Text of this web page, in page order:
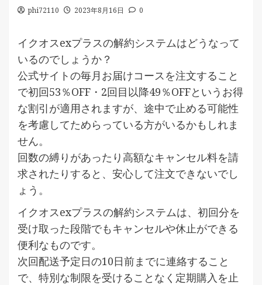
phi72110 2023年8月16日 0
イクオスexプラスの解約システムはどうなって
いるのでしょうか？
公式サイトの毎月お届けコースを注文すること
で初回53％OFF・2回目以降49％OFFというお得
な割引が適用されますが、途中で止める可能性
を考慮してためらっている方がいるかもしれま
せん。
回数の縛りがあったり高額なキャンセル料を請
求されたりすると、安心して注文できないでし
ょう。
イクオスexプラスの解約システムは、初回分を
受け取った段階でもキャンセルや休止ができる
便利なものです。
次回配送予定日の10日前までに連絡すること
で、特別な制限を受けることなく定期購入を止